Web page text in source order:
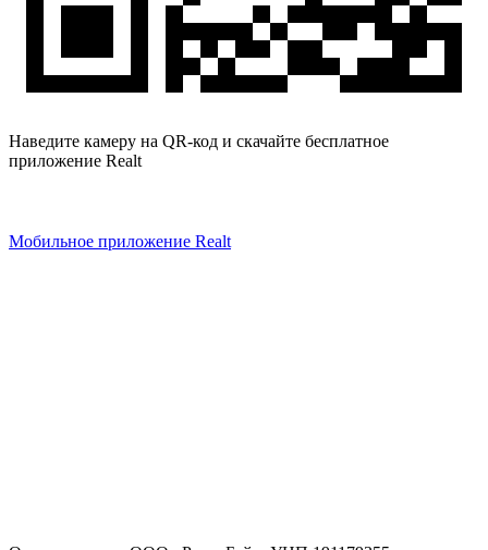
Наведите камеру на QR-код и скачайте бесплатное
приложение Realt
Мобильное приложение Realt